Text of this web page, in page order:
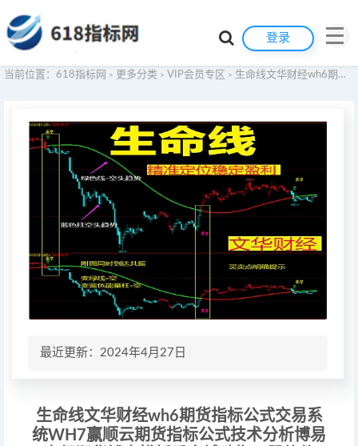
登录
当前位置： 618指标网 > 更多分类 > VIP会员专区 > 生命线文华财经wh6期货指标公式交易系统WH7赢顺云期货指标公式技术分析博易大师期货博弈模板看盘辅助指示器软件
最近更新：2024年4月27日
生命线文华财经wh6期货指标公式交易系
统WH7赢顺云期货指标公式技术分析博易